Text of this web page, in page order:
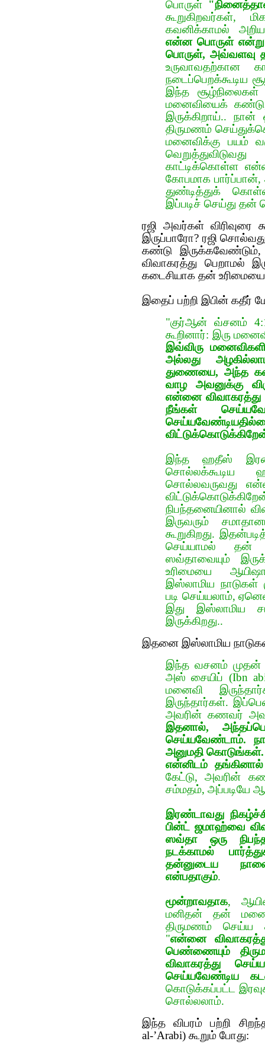
பொருள்
கூறுகிறவர்கள்,
கவனிக்காமல்
என்ன பொருள் என்று
பொருள், அவ்வளவு
உருவாவதற்கான
நடைப்பெறக்கூடிய
இந்த
மனைவியைக் கண்டு,
இருக்கிறாய்..
திருமணம்
மனைவிக்கு பயம்
காட்டிக்கொள்ள
கோபமாக
துண்டித்துக்
இப்படிச் செய்து தன்
ரஜி அவர்கள் விரிவுரை
இருப்பாரோ? ரஜி
கண்டு இருக்கவேண்டும்,
விவாகரத்து பெறாமல்
கடைசியாக தன் உரிமையை
இதைப் ப‌ற்றி இபின் க‌தீர்
"குர்‍ஆன் வ்ச‌ன‌ம்
கூறினார்: இரு
இவ்விரு
அல்லது
துணையை, அந்த
வாழ அவனுக்கு
என்னை விவாகரத்து
நீங்கள்
இந்த ஹதீஸ்
சொல்லவருவது
நிபந்தனையினால்
இருவரும்
கூறுகிறது.
செய்யாமல் தன்
ஸவ்தாவையும்
உரிமையை
இஸ்லாமிய நாடுகள்
படி செய்யலாம்,
இது இஸ்லாமிய
இருக்கிறது..
இதனை இஸ்லாமிய நாடுகள்
இந்த‌ வ‌ச‌ன‌ம் முத‌ன்
அஸ் சையிப் (Ibn abi
ம‌னைவி
இருந்தார்க‌ள்.
அவரின் கண‌வ‌ர்
இத‌னால்,
செய்ய‌வேண்டாம்.
அனும‌தி கொடுங்க‌ள்.
என்னிட‌ம்
கேட்டு, அவரின்
ச‌ம்ம‌த‌ம், அ‌ப்படியே
இர‌ண்டாவது
பின்ட் ஜமாஹ்வை
ஸவ்தா ஒரு
ந‌ட‌க்காம‌ல்
த‌ன்னுடைய‌ நாளை
என்ப‌தாகும்.
மூன்றாவ‌தாக‌,
ம‌னித‌ன் த‌ன்
திருமணம் செய்ய
"என்னை
பெண்ணையும்
விவாகரத்து
செய்யவேண்டிய
கொடுக்கப்பட்ட
சொல்லலாம்.
இந்த விபரம் பற்றி
al-’Arabi) கூறும் போது: